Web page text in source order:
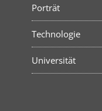
Porträt
Technologie
Universität